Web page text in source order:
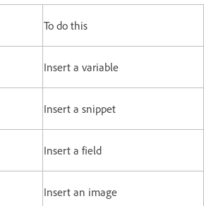
To do this
Insert a variable
Insert a snippet
Insert a field
Insert an image